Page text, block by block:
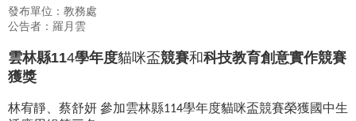
政
處
課
程
專
發布單位：教務處
公告者：羅月雲
雲林縣114學年度貓咪盃競賽和科技教育創意實作競賽
獲獎
林宥靜、蔡舒妍 參加雲林縣114學年度貓咪盃競賽榮獲國中生